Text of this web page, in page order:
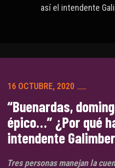
así el intendente
16 OCTUBRE, 2020
“Buenardas,
épico…” ¿Por qué
intendente
Tres personas manejan la